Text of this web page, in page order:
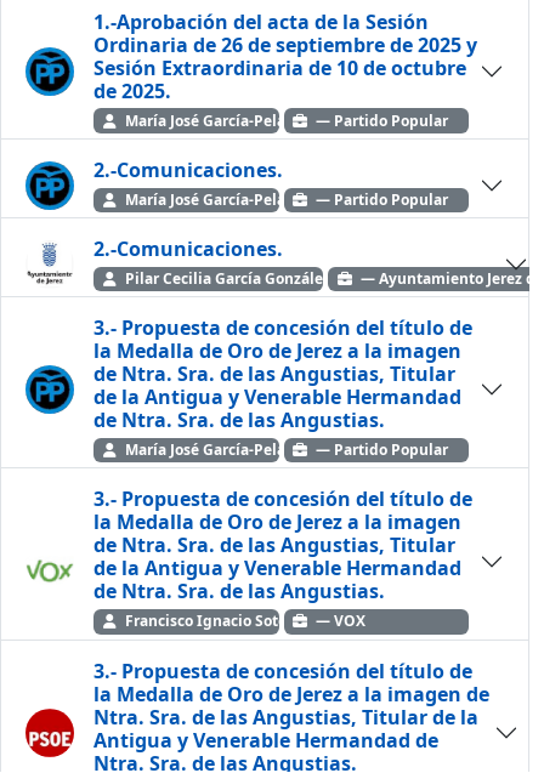
1.-Aprobación del acta de la Sesión
Ordinaria de 26 de septiembre de 2025 y
Sesión Extraordinaria de 10 de octubre
de 2025.
María José García-Pelayo Jurado. P.P.— Partido Popular
2.-Comunicaciones.
María José García-Pelayo Jurado. P.P.— Partido Popular
2.-Comunicaciones.
Pilar Cecilia García González. Oficial Mayor Ayuntamiento
— Ayuntamiento Jerez
3.- Propuesta de concesión del título de
la Medalla de Oro de Jerez a la imagen
de Ntra. Sra. de las Angustias, Titular
de la Antigua y Venerable Hermandad
de Ntra. Sra. de las Angustias.
María José García-Pelayo Jurado. P.P.— Partido Popular
3.- Propuesta de concesión del título de
la Medalla de Oro de Jerez a la imagen
de Ntra. Sra. de las Angustias, Titular
de la Antigua y Venerable Hermandad
de Ntra. Sra. de las Angustias.
Francisco Ignacio Soto Peña. VOX
— VOX
3.- Propuesta de concesión del título de
la Medalla de Oro de Jerez a la imagen de
Ntra. Sra. de las Angustias, Titular de la
Antigua y Venerable Hermandad de
Ntra. Sra. de las Angustias.